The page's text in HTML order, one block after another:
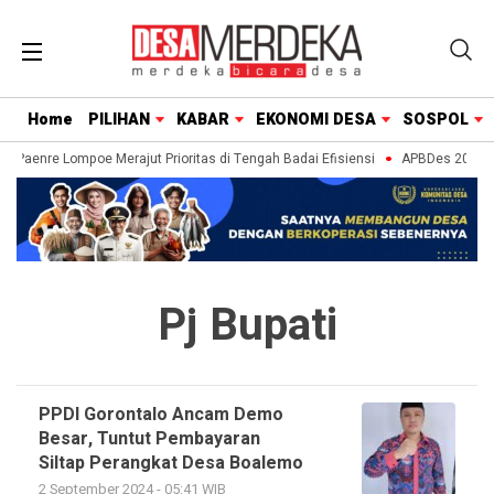
Home PILIHAN KABAR EKONOMI DESA SOSPOL
Paenre Lompoe Merajut Prioritas di Tengah Badai Efisiensi APBDes
Pj Bupati
PPDI Gorontalo Ancam Demo
Besar, Tuntut Pembayaran
Siltap Perangkat Desa Boalemo
2 September 2024 - 05:41 WIB